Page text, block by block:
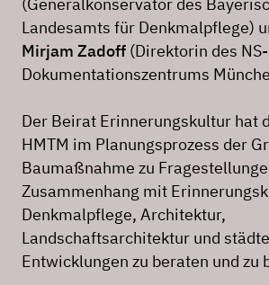
Landesamts für Denkmalpflege)
Mirjam Zadoff (Direktorin des NS-
Dokumentationszentrums
Der Beirat Erinnerungskultur hat
HMTM im Planungsprozess der
Baumaßnahme zu
Zusammenhang mit
Denkmalpflege, Architektur,
Landschaftsarchitektur und
Entwicklungen zu beraten und zu